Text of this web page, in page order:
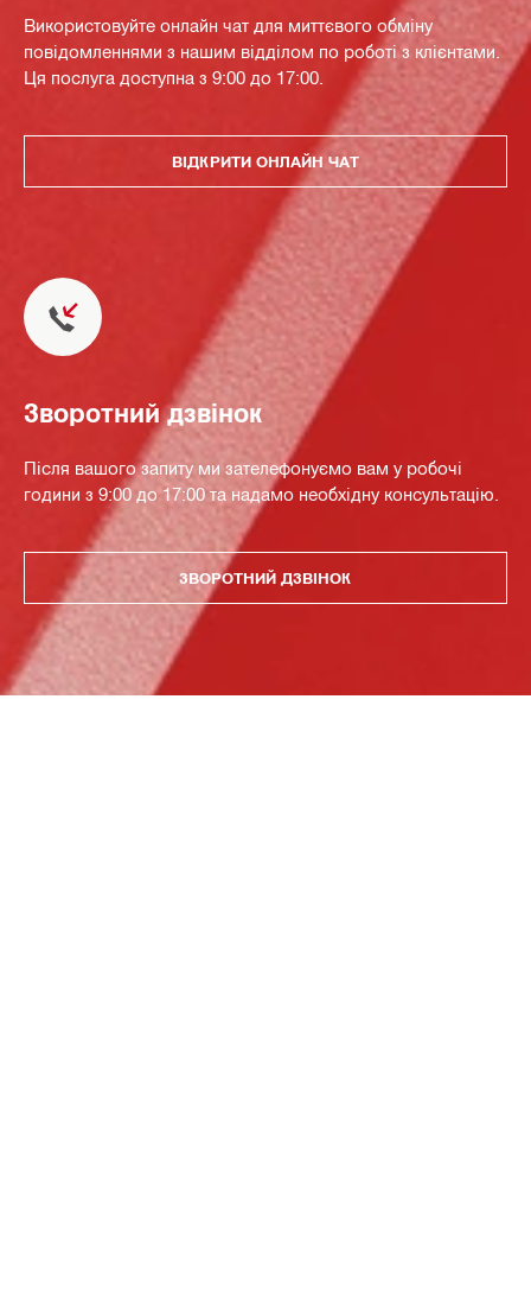
Використовуйте онлайн чат для миттєвого обміну
повідомленнями з нашим відділом по роботі з клієнтами.
Ця послуга доступна з 9:00 до 17:00.
ВІДКРИТИ ОНЛАЙН ЧАТ
Зворотний дзвінок
Після вашого запиту ми зателефонуємо вам у робочі
години з 9:00 до 17:00 та надамо необхідну консультацію.
ЗВОРОТНИЙ ДЗВІНОК